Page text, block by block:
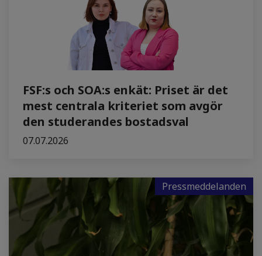
FSF:s och SOA:s enkät: Priset är det
mest centrala kriteriet som avgör
den studerandes bostadsval
07.07.2026
Pressmeddelanden